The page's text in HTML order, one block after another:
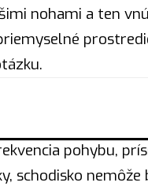
nohami a ten
pohybu,
schodisko